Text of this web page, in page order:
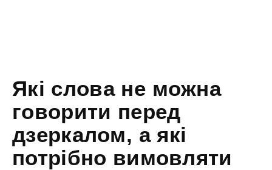
Які слова не можна
говорити перед
дзеркалом, а які
потрібно вимовляти